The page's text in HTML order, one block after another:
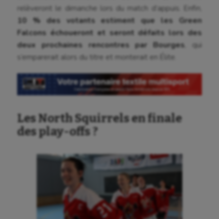
Balle à la main
Ballon au poing
Baseball
Boules lyonnaises
Cerf Volant
Course à pied
Crossfit
Cyclisme
relèveront le dimanche lors du match d’appuis. Enfin,
10 % des votants estiment que les Green
Falcons échoueront et seront défaits lors des
deux prochaines rencontres par Bourges , qui
s’emparerait alors du titre et monterait en Élite.
Les North Squirrels en finale
des play-offs ?